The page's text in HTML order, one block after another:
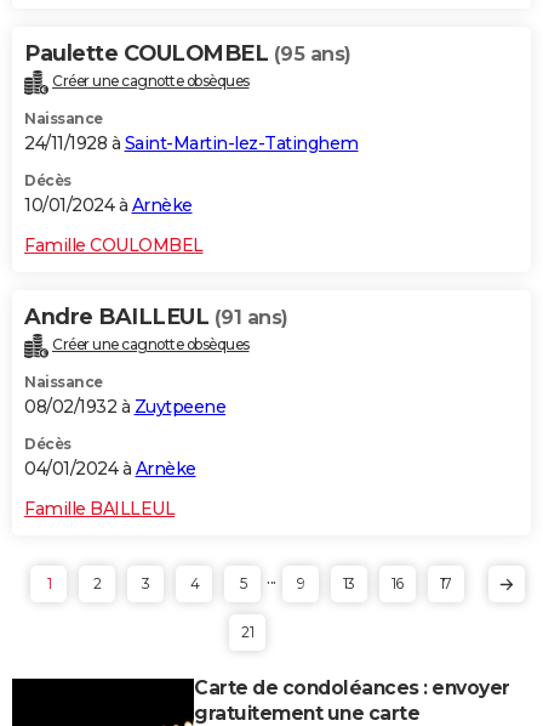
Paulette COULOMBEL (95 ans)
Créer une cagnotte obsèques
Naissance
24/11/1928 à Saint-Martin-lez-Tatinghem
Décès
10/01/2024 à Arnèke
Famille COULOMBEL
Andre BAILLEUL (91 ans)
Créer une cagnotte obsèques
Naissance
08/02/1932 à Zuytpeene
Décès
04/01/2024 à Arnèke
Famille BAILLEUL
1 2 3 4 5 ... 9 13 16 17
21
Carte de condoléances : envoyer
gratuitement une carte